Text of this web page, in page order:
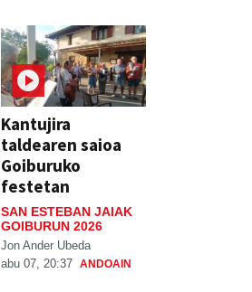
Kantujira
taldearen saioa
Goiburuko
festetan
SAN ESTEBAN JAIAK
GOIBURUN 2026
Jon Ander Ubeda
abu 07, 20:37 ANDOAIN